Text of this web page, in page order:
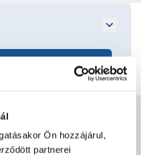
Ön hozzájárul,
partnerei